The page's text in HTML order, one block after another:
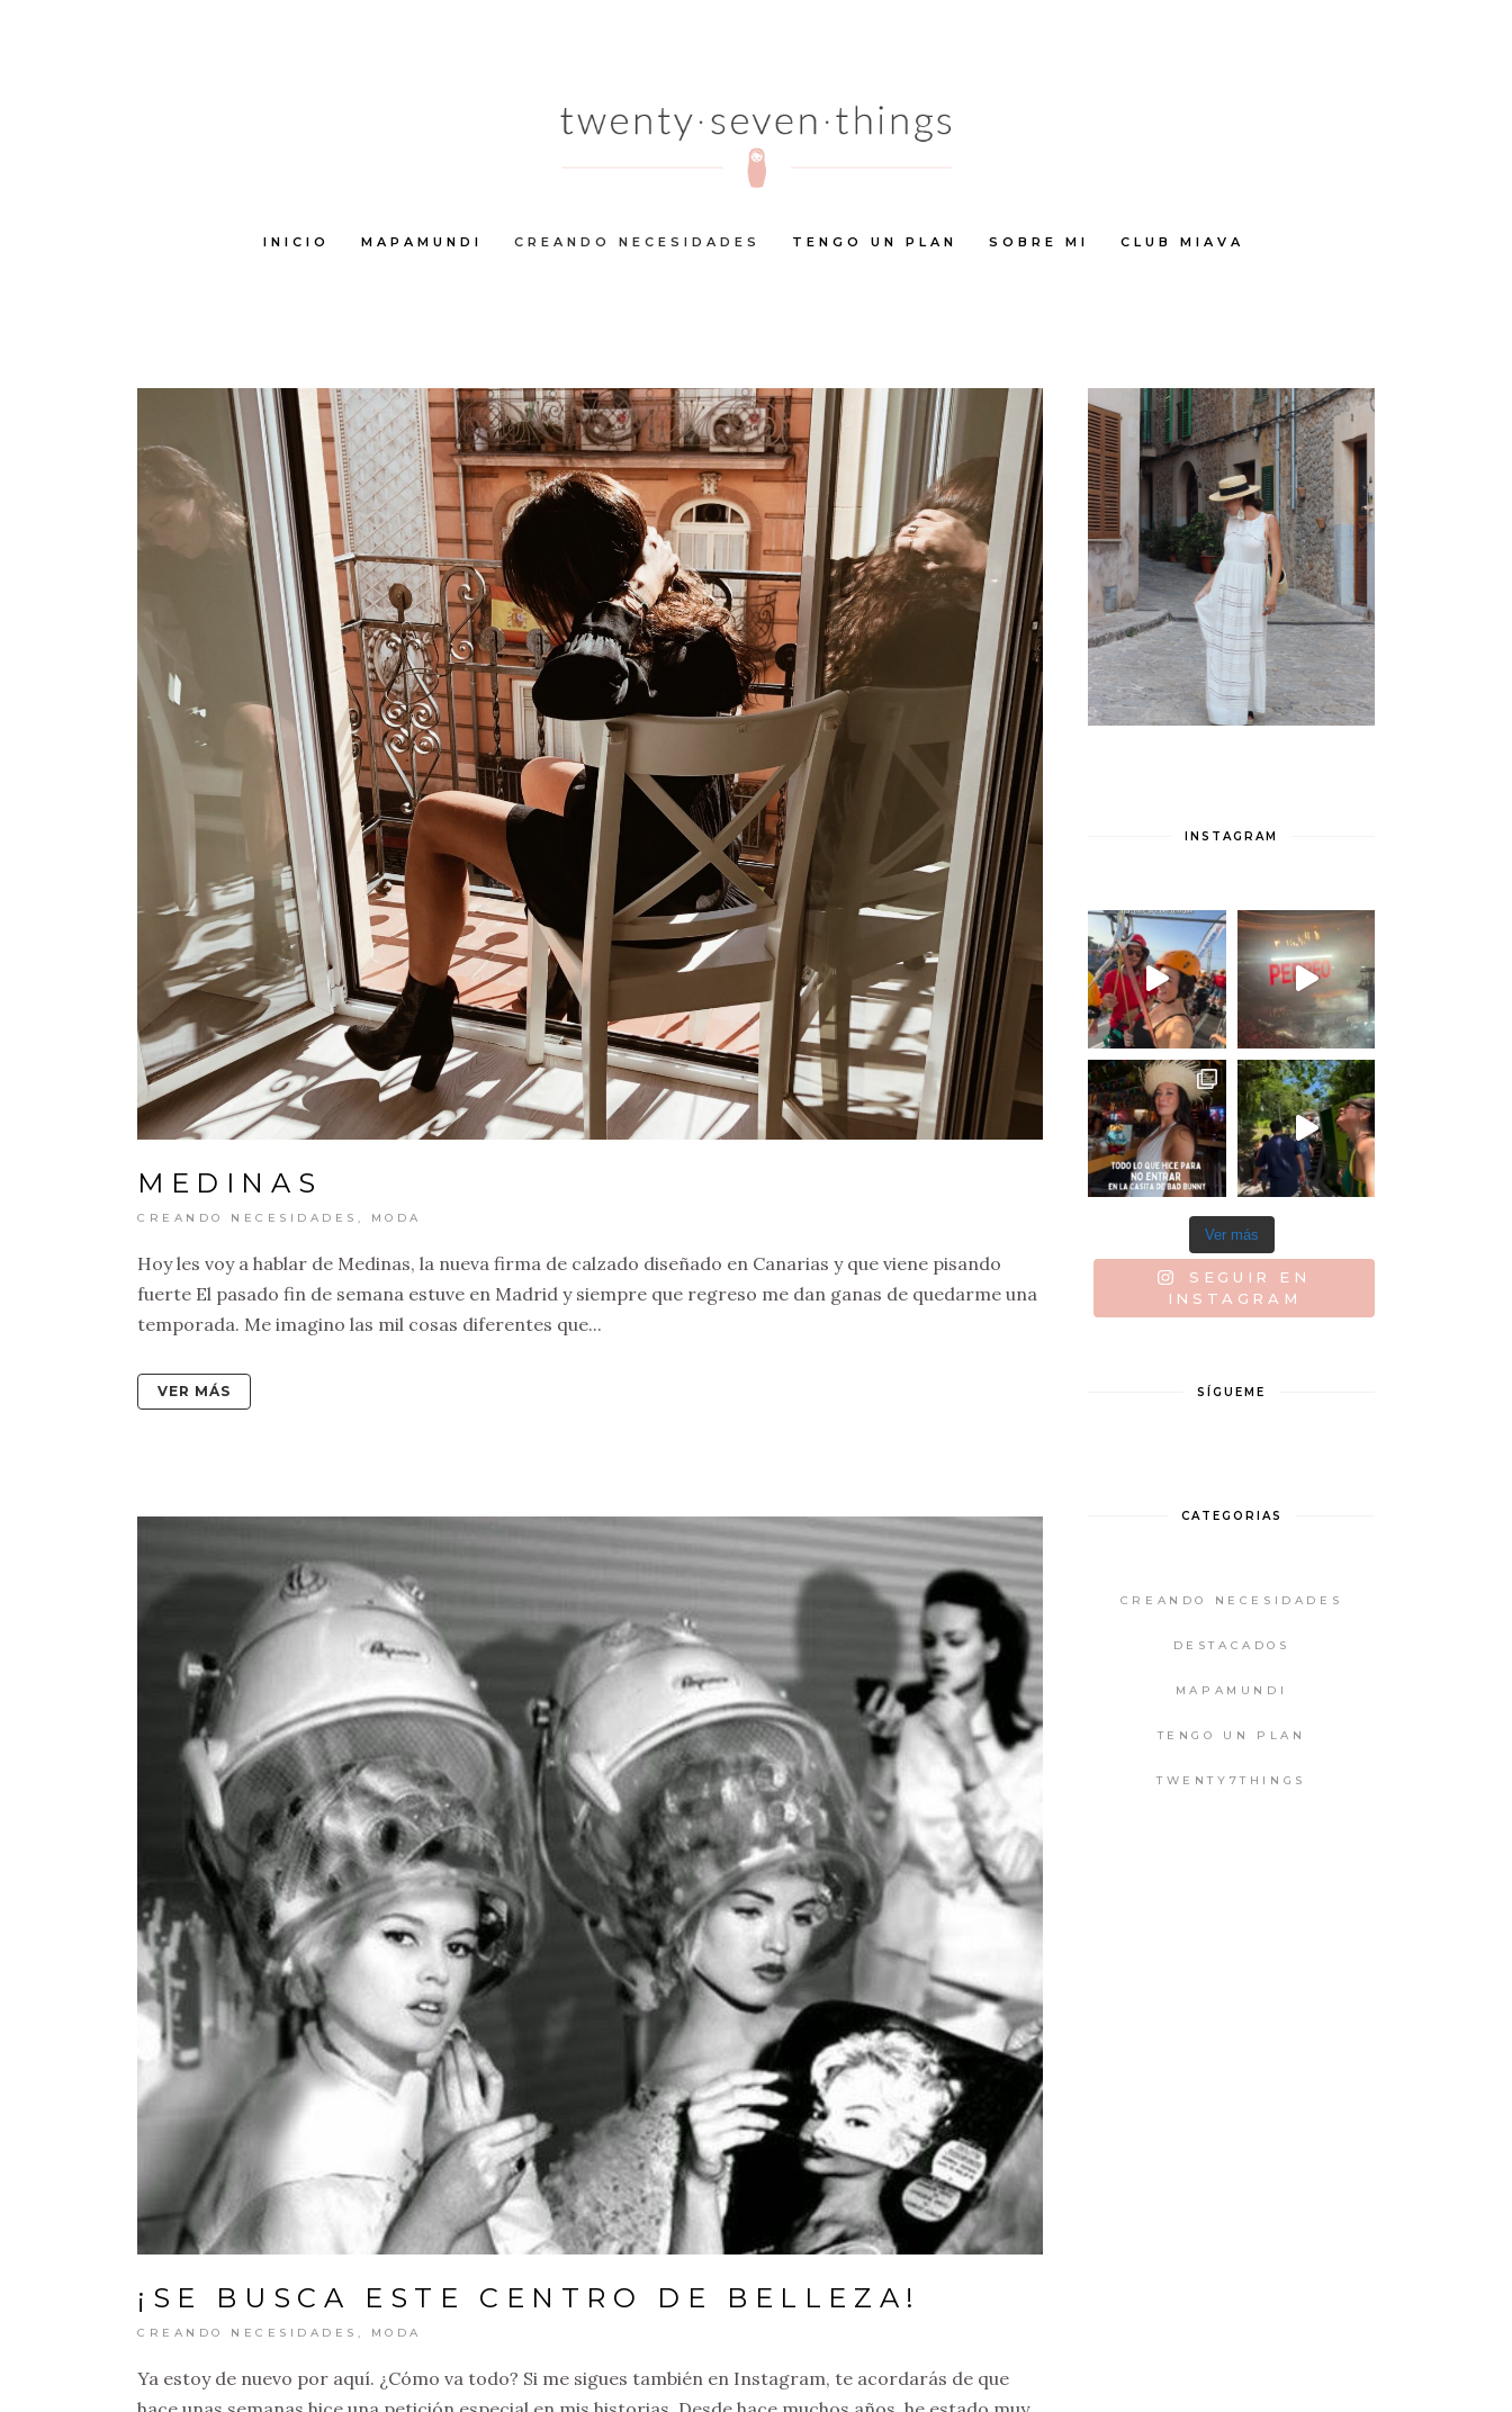
INICIO MAPAMUNDI CREANDO NECESIDADES TENGO UN PLAN SOBRE MI CLUB MIAVA
MEDINAS
CREANDO NECESIDADES , MODA
Hoy les voy a hablar de Medinas, la nueva firma de calzado diseñado en Canarias y que viene pisando
fuerte El pasado fin de semana estuve en Madrid y siempre que regreso me dan ganas de quedarme una
temporada. Me imagino las mil cosas diferentes que...
VER MÁS
¡SE BUSCA ESTE CENTRO DE BELLEZA!
CREANDO NECESIDADES MODA
Ya estoy de nuevo por aquí. ¿Cómo va todo? Si me sigues también en Instagram, te acordarás de que
INSTAGRAM
Ver más
SEGUIR EN
INSTAGRAM
SÍGUEME
CATEGORIAS
CREANDO NECESIDADES
DESTACADOS
MAPAMUNDI
TENGO UN PLAN
TWENTY7THINGS